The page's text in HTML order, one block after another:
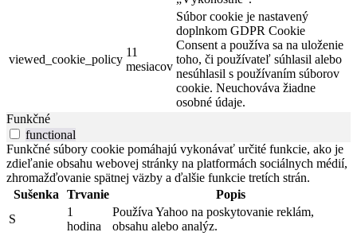
viewed_cookie_policy
11
mesiacov
Súbor cookie je nastavený
doplnkom GDPR Cookie
Consent a používa sa na uloženie
toho, či používateľ súhlasil alebo
nesúhlasil s používaním súborov
cookie. Neuchováva žiadne
osobné údaje.
Funkčné
functional
Funkčné súbory cookie pomáhajú vykonávať určité funkcie, ako je
zdieľanie obsahu webovej stránky na platformách sociálnych médií,
zhromažďovanie spätnej väzby a ďalšie funkcie tretích strán.
Sušenka
Trvanie
Popis
S
1
hodina
Používa Yahoo na poskytovanie reklám,
obsahu alebo analýz.